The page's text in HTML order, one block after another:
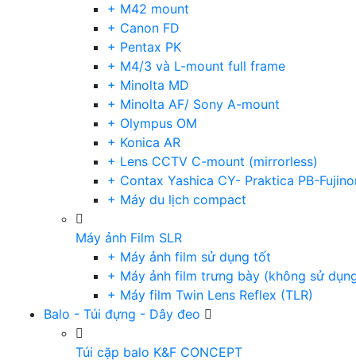
+ M42 mount
+ Canon FD
+ Pentax PK
+ M4/3 và L-mount full frame
+ Minolta MD
+ Minolta AF/ Sony A-mount
+ Olympus OM
+ Konica AR
+ Lens CCTV C-mount (mirrorless)
+ Contax Yashica CY- Praktica PB-
+ Máy du lịch compact
Máy ảnh Film SLR
+ Máy ảnh film sử dụng tốt
+ Máy ảnh film trưng bày (không sử
+ Máy film Twin Lens Reflex (TLR)
Balo - Túi đựng - Dây đeo
Túi cặp balo K&F CONCEPT